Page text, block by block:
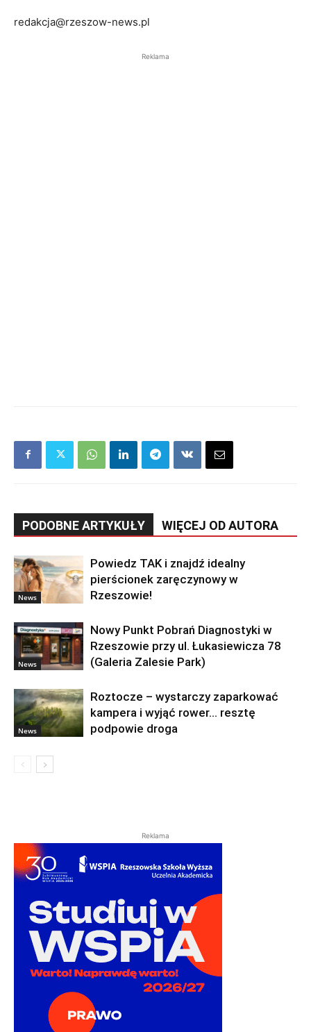
redakcja@rzeszow-news.pl
Reklama
PODOBNE ARTYKUŁY WIĘCEJ OD AUTORA
News
Powiedz TAK i znajdź idealny
pierścionek zaręczynowy w
Rzeszowie!
News
Nowy Punkt Pobrań Diagnostyki w
Rzeszowie przy ul. Łukasiewicza 78
(Galeria Zalesie Park)
News
Roztocze – wystarczy zaparkować
kampera i wyjąć rower… resztę
podpowie droga
Reklama